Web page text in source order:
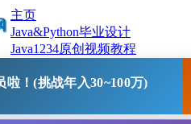
主页
Java&Python毕业设计
Java1234原创视频教程
！(挑战年入30~100万)